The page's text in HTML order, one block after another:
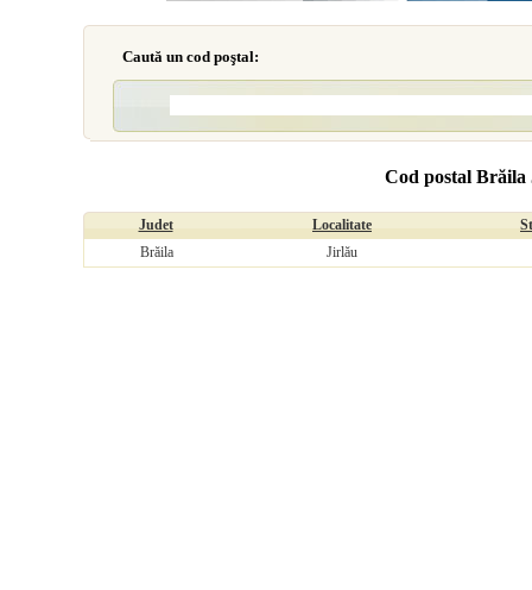
Caută un cod poştal:
Cod postal Brăila
Judet Localitate
Brăila
Jirlău